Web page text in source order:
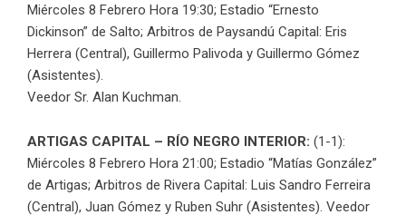
Miércoles 8 Febrero Hora 19:30; Estadio “Ernesto
Dickinson” de Salto; Arbitros de Paysandú Capital: Eris
Herrera (Central), Guillermo Palivoda y Guillermo Gómez
(Asistentes).
Veedor Sr. Alan Kuchman.
ARTIGAS CAPITAL – RÍO NEGRO INTERIOR: (1-1):
Miércoles 8 Febrero Hora 21:00; Estadio “Matías González”
de Artigas; Arbitros de Rivera Capital: Luis Sandro Ferreira
(Central), Juan Gómez y Ruben Suhr (Asistentes). Veedor